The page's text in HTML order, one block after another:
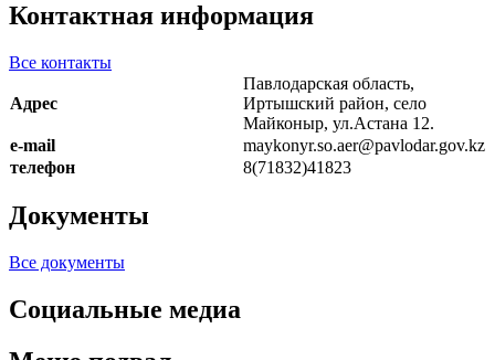
Контактная информация
Все контакты
Адрес
Павлодарская область,
Иртышский район, село
Майконыр, ул.Астана 12.
e-mail
maykonyr.so.aer@pavlodar.gov.kz
телефон
8(71832)41823
Документы
Все документы
Социальные медиа